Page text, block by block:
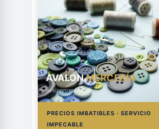
AVALONMERCERÍA
avalonmerceria.es
PRECIOS IMBATIBLES · SERVICIO
IMPECABLE